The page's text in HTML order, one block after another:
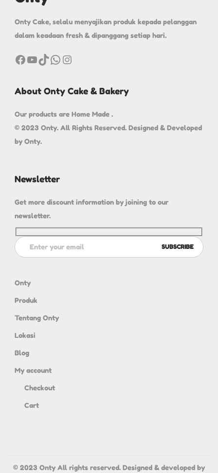
Onty Cake, selalu menyajikan produk kepada pelanggan
dalam keadaan fresh & dipanggang setiap hari.
About Onty Cake & Bakery
Our products are Home Made .
© 2023 Onty. All Rights Reserved. Designed & Developed
by Onty.
Newsletter
Get more discount information by joining to our
newsletter.
Onty
Produk
Tentang Onty
Lokasi
Blog
My account
Checkout
Cart
© 2023 Onty All rights reserved. Designed & developed by